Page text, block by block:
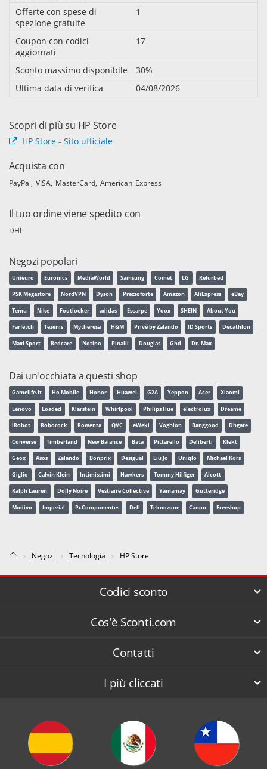
Offerte con spese di
spezione gratuite
1
Coupon con codici
aggiornati
17
Sconto massimo disponibile
30%
Ultima data di verifica
04/08/2026
Scopri di più su HP Store
HP Store - Sito ufficiale
Acquista con
PayPal VISA MasterCard American Express
Il tuo ordine viene spedito con
DHL
Negozi popolari
Unieuro Euronics MediaWorld Samsung Comet LG Refurbed
PSK Megastore NordVPN Dyson Prezzoforte Amazon AliExpress eBay
Temu Nike Footlocker adidas Escarpe Yoox SHEIN About You
Farfetch Tezenis Mytheresa H&M Privé by Zalando JD Sports Decathlon
Maxi Sport Redcare Notino Pinalli Douglas Ghd Dr. Max
Dai un'occhiata a questi shop
Gamelife.it Ho Mobile Honor Huawei G2A Yeppon Acer Xiaomi
Lenovo Loaded Klarstein Whirlpool Philips Hue electrolux Dreame
iRobot Roborock Rowenta QVC eWeki Voghion Banggood Dhgate
Converse Timberland New Balance Bata Pittarello Deliberti Klekt
Geox Asos Zalando Bonprix Desigual Liu Jo Uniqlo Michael Kors
Giglio Calvin Klein Intimissimi Hawkers Tommy Hilfiger Alcott
Ralph Lauren Dolly Noire Vestiaire Collective Yamamay Gutteridge
Modivo Imperial PcComponentes Dell Teknozone Canon Freeshop
Negozi Tecnologia HP Store
Codici sconto
Cos'è Sconti.com
Contatti
I più cliccati